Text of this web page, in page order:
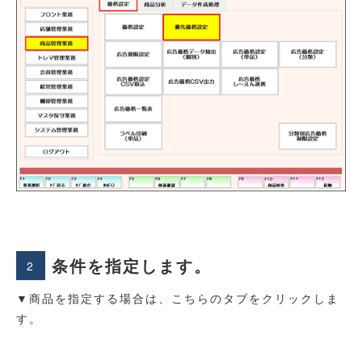
2 条件を指定します。
▼商品を指定する場合は、こちらのタブをクリックしま
す。